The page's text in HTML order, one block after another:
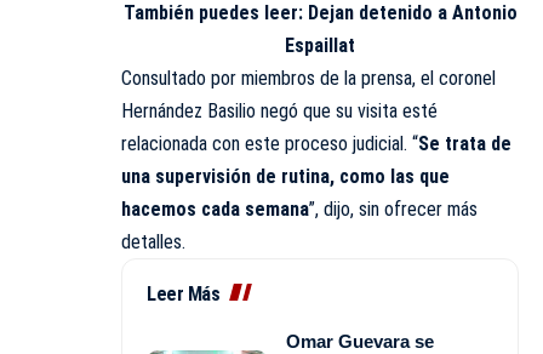
También puedes leer: Dejan detenido a Antonio
Espaillat
Consultado por miembros de la prensa, el coronel
Hernández Basilio negó que su visita esté
relacionada con este proceso judicial. “Se trata de
una supervisión de rutina, como las que
hacemos cada semana”, dijo, sin ofrecer más
detalles.
Leer Más
Omar Guevara se